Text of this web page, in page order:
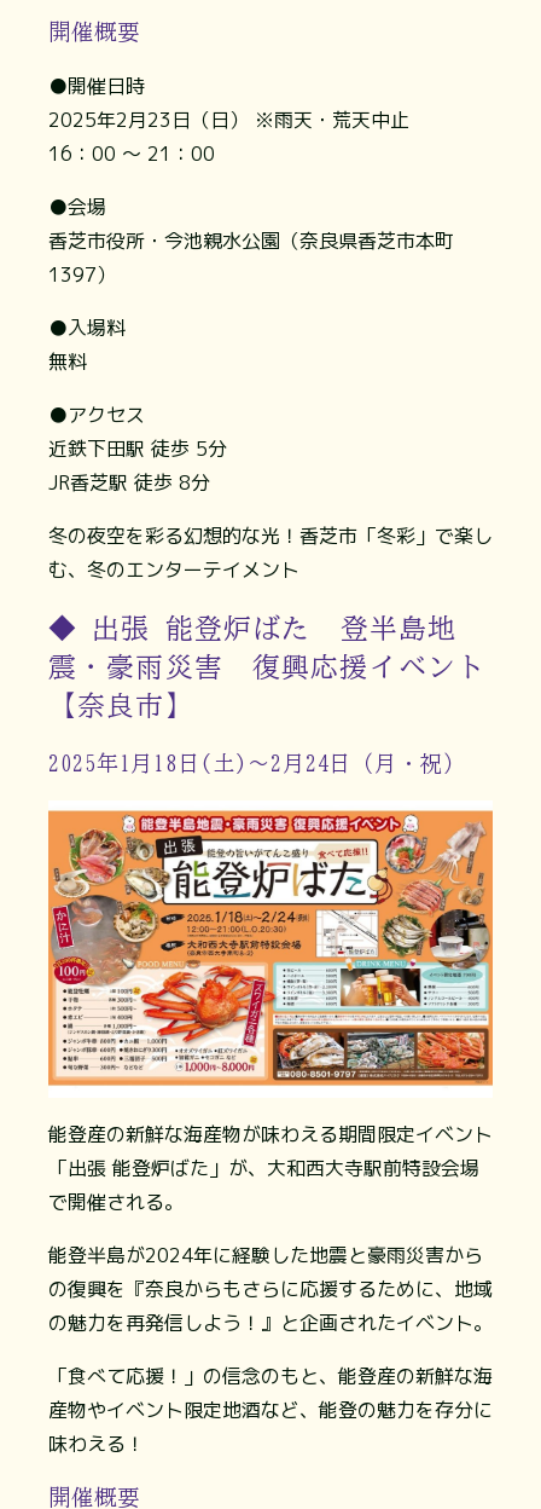
開催概要
●開催日時
2025年2月23日（日） ※雨天・荒天中止
16：00 ～ 21：00
●会場
香芝市役所・今池親水公園（奈良県香芝市本町
1397）
●入場料
無料
●アクセス
近鉄下田駅 徒歩 5分
JR香芝駅 徒歩 8分
冬の夜空を彩る幻想的な光！香芝市「冬彩」で楽し
む、冬のエンターテイメント
◆ 出張 能登炉ばた 登半島地
震・豪雨災害 復興応援イベント
【奈良市】
2025年1月18日(土)～2月24日（月・祝）
能登産の新鮮な海産物が味わえる期間限定イベント
「出張 能登炉ばた」が、大和西大寺駅前特設会場
で開催される。
能登半島が2024年に経験した地震と豪雨災害から
の復興を『奈良からもさらに応援するために、地域
の魅力を再発信しよう！』と企画されたイベント。
「食べて応援！」の信念のもと、能登産の新鮮な海
産物やイベント限定地酒など、能登の魅力を存分に
味わえる！
開催概要